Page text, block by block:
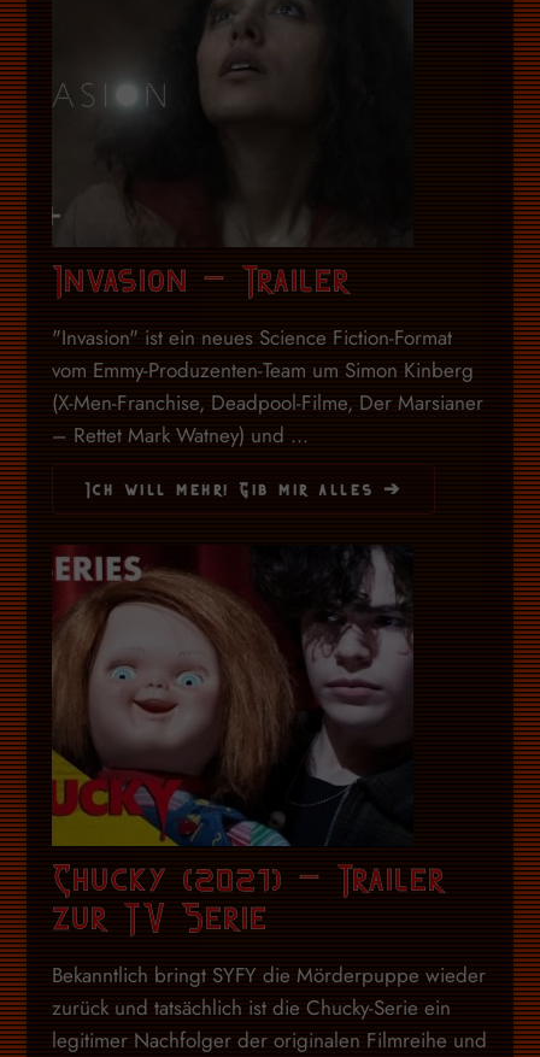
Invasion – Trailer
"Invasion" ist ein neues Science Fiction-Format
vom Emmy-Produzenten-Team um Simon Kinberg
(X-Men-Franchise, Deadpool-Filme, Der Marsianer
– Rettet Mark Watney) und ...
Ich will mehr! Gib mir alles ➔
Chucky (2021) – Trailer
zur TV Serie
Bekanntlich bringt SYFY die Mörderpuppe wieder
zurück und tatsächlich ist die Chucky-Serie ein
legitimer Nachfolger der originalen Filmreihe und